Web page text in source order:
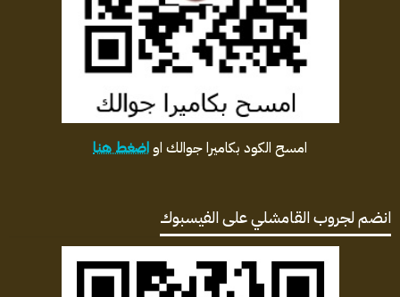
امسح الكود بكاميرا جوالك اواضغط هنا
انضم لجروب القامشلي على الفيسبوك